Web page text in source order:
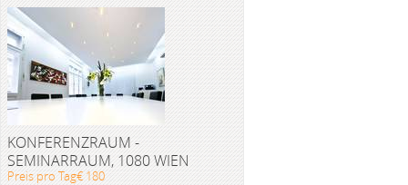
KONFERENZRAUM -
SEMINARRAUM, 1080 WIEN
Preis pro Tag€ 180